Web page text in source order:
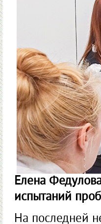
Елена
испытаний
На последней